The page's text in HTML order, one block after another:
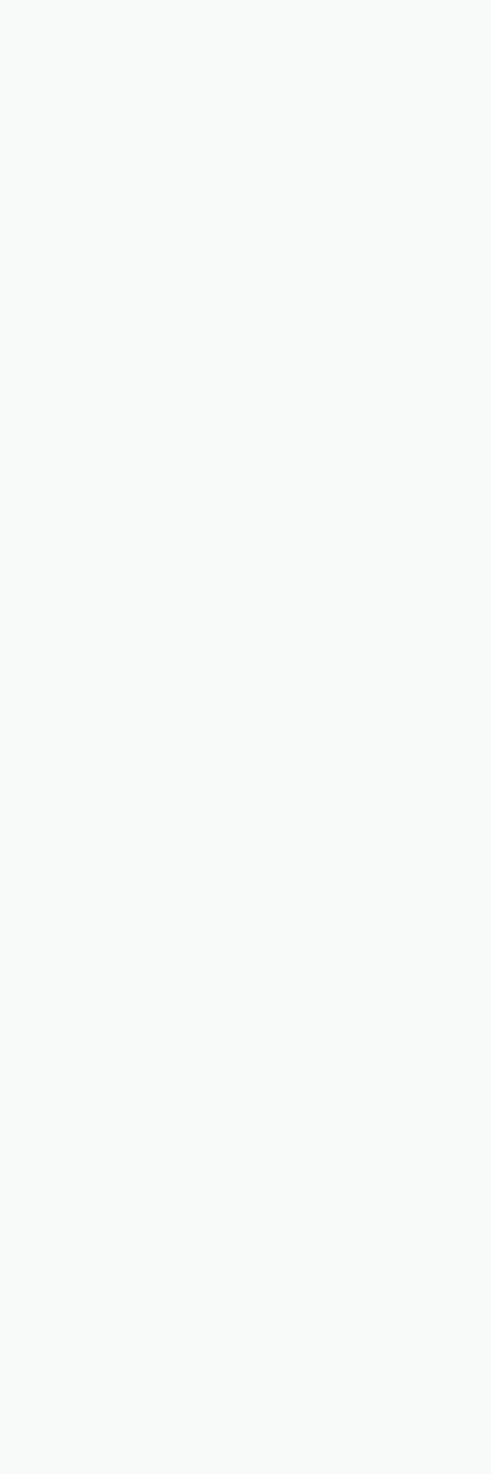
عن عروض حصرية وأكواد خصم مُخصّصة.
قبل الشراء للتأكد من حصولك على